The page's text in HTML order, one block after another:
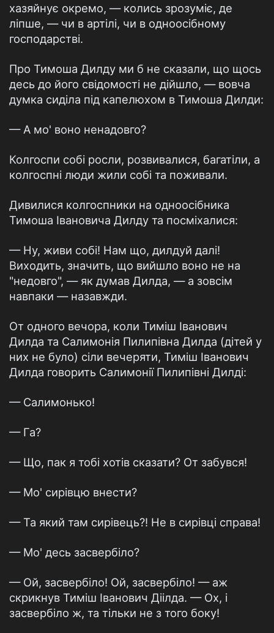
хазяйнує окремо, — колись зрозумiє, де
лiпше, — чи в артiлi, чи в одноосiбному
господарствi.
Про Тимоша Дилду ми б не сказали, що щось
десь до його свiдомостi не дiйшло, — вовча
думка сидiла пiд капелюхом в Тимоша Дилди:
— А мо' воно ненадовго?
Колгоспи собi росли, розвивалися, багатiли, а
колгоспнi люди жили собi та поживали.
Дивилися колгоспники на одноосiбника
Тимоша Iвановича Дилду та посмiхалися:
— Ну, живи собi! Нам що, дилдуй далi!
Виходить, значить, що вийшло воно не на
"недовго", — як думав Дилда, — а зовсiм
навпаки — назавжди.
От одного вечора, коли Тимiш Iванович
Дилда та Салимонiя Пилипiвна Дилда (дiтей у
них не було) сiли вечеряти, Тимiш Iванович
Дилда говорить Салимонiї Пилипiвнi Дилдi:
— Салимонько!
— Га?
— Що, пак я тобi хотiв сказати? От забувся!
— Мо' сирiвцю внести?
— Та який там сирiвець?! Не в сирiвцi справа!
— Мо' десь засвербiло?
— Ой, засвербiло! Ой, засвербiло! — аж
скрикнув Тимiш Iванович Дiiлда. — Ох, i
засвербiло ж, та тiльки не з того боку!